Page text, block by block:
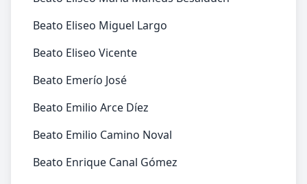
Beato Eliseo Miguel Largo
Beato Eliseo Vicente
Beato Emerío José
Beato Emilio Arce Díez
Beato Emilio Camino Noval
Beato Enrique Canal Gómez